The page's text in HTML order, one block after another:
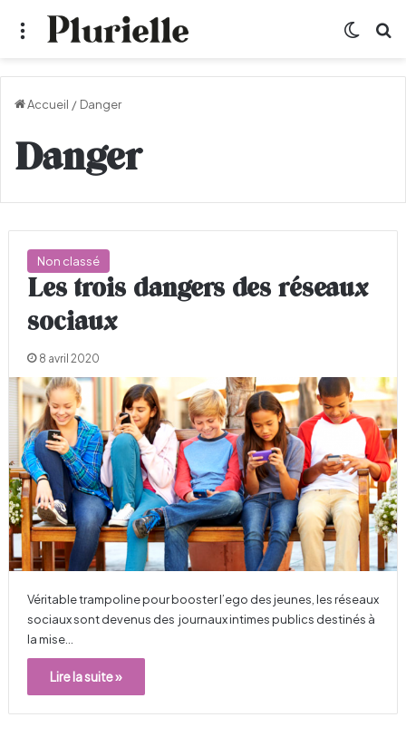
Menu
Accueil / Danger
Danger
Non classé
Les trois dangers des réseaux
sociaux
8 avril 2020
Véritable trampoline pour booster l’ego des jeunes, les réseaux
sociaux sont devenus des journaux intimes publics destinés à
la mise…
Lire la suite »